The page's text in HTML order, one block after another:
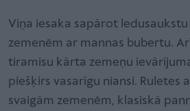
Viņa iesaka sapārot
zemenēm ar mannas bubertu.
tiramisu kārta zemeņu
piešķirs vasarīgu niansi. Ruletes
svaigām zemenēm, klasiskā